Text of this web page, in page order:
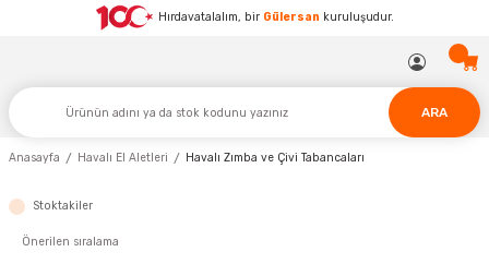
Hırdavatalalım, bir Gülersan kuruluşudur.
ARA
Anasayfa Havalı El Aletleri Havalı Zımba ve Çivi Tabancaları
Stoktakiler